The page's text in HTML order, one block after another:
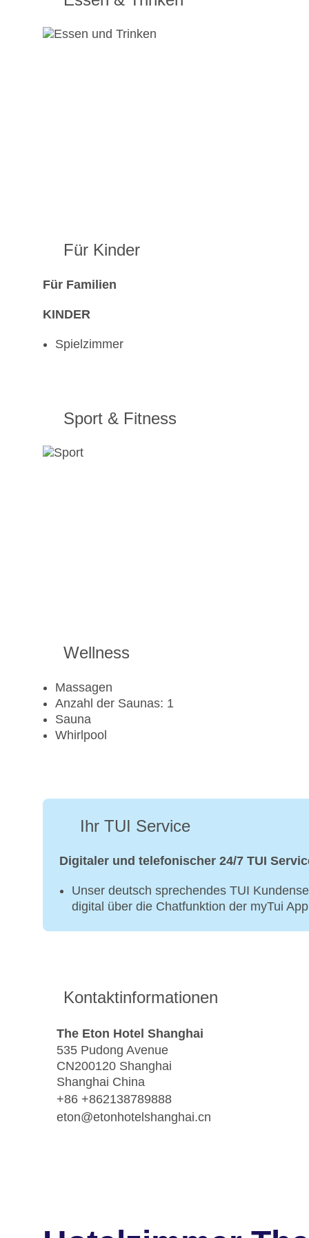
Für Kinder
Für Familien
KINDER
Spielzimmer
Sport & Fitness
Wellness
Massagen
Anzahl der Saunas: 1
Sauna
Whirlpool
Ihr TUI Service
Digitaler und telefonischer 24/7 TUI
Unser deutsch sprechendes TUI
digital über die Chatfunktion der myTui
Kontaktinformationen
The Eton Hotel Shanghai
535 Pudong Avenue
CN200120 Shanghai
Shanghai China
+86 +862138789888
eton@etonhotelshanghai.cn